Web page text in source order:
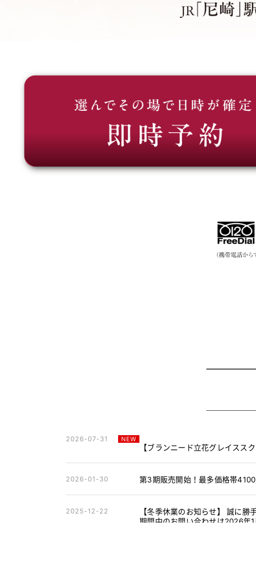
2026-07-31 NEW
【ブランニード立花グレイスス
2026-01-30 第3期販売開始！最多価格帯
2025-12-22
【冬季休業のお知らせ】 誠に
期間中のお問い合わせは2026年